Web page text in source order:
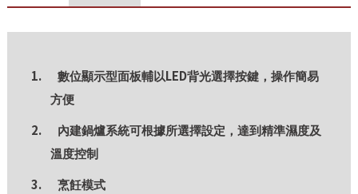
1. 數位顯示型面板輔以LED背光選擇按鍵，操作簡易
方便
2.
內建鍋爐系統可根據所選擇設定，達到精準濕度及
溫度控制
3. 烹飪模式